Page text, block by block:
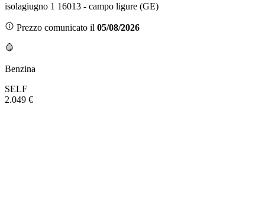
isolagiugno 1 16013 - campo ligure (GE)
Prezzo comunicato il 05/08/2026
Benzina
SELF
2.049 €